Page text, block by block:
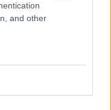
and other
που πήγαν τα